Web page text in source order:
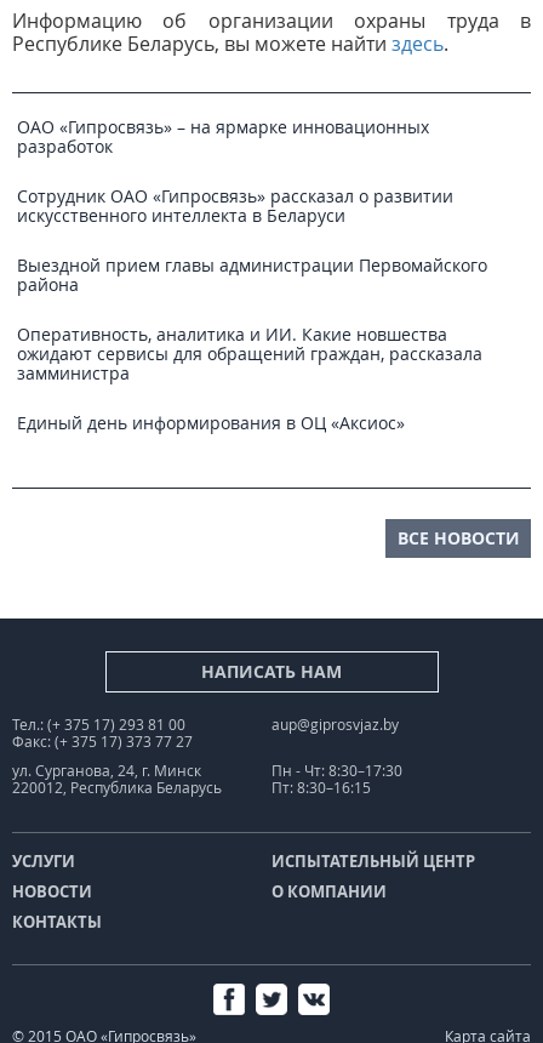
Информацию об организации охраны труда в
Республике Беларусь, вы можете найти здесь.
ОАО «Гипросвязь» – на ярмарке инновационных
разработок
Сотрудник ОАО «Гипросвязь» рассказал о развитии
искусственного интеллекта в Беларуси
Выездной прием главы администрации Первомайского
района
Оперативность, аналитика и ИИ. Какие новшества
ожидают сервисы для обращений граждан, рассказала
замминистра
Единый день информирования в ОЦ «Аксиос»
ВСЕ НОВОСТИ
НАПИСАТЬ НАМ
Тел.: (+ 375 17) 293 81 00
Факс: (+ 375 17) 373 77 27
aup@giprosvjaz.by
ул. Сурганова, 24, г. Минск
220012, Республика Беларусь
Пн - Чт: 8:30–17:30
Пт: 8:30–16:15
УСЛУГИ
ИСПЫТАТЕЛЬНЫЙ ЦЕНТР
НОВОСТИ
О КОМПАНИИ
КОНТАКТЫ
© 2015 ОАО «Гипросвязь» Карта сайта